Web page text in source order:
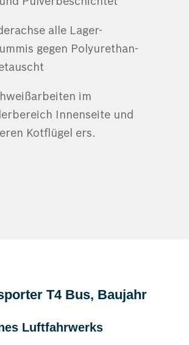
alle Lager-
gegen Polyurethan-
im
Innenseite und
Kotflügel ers.
T4 Bus, Baujahr
Luftfahrwerks